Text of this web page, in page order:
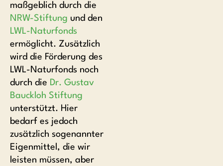
maßgeblich durch die
NRW-Stiftung und den
LWL-Naturfonds
ermöglicht. Zusätzlich
wird die Förderung des
LWL-Naturfonds noch
durch die Dr. Gustav
Bauckloh Stiftung
unterstützt. Hier
bedarf es jedoch
zusätzlich sogenannter
Eigenmittel, die wir
leisten müssen, aber